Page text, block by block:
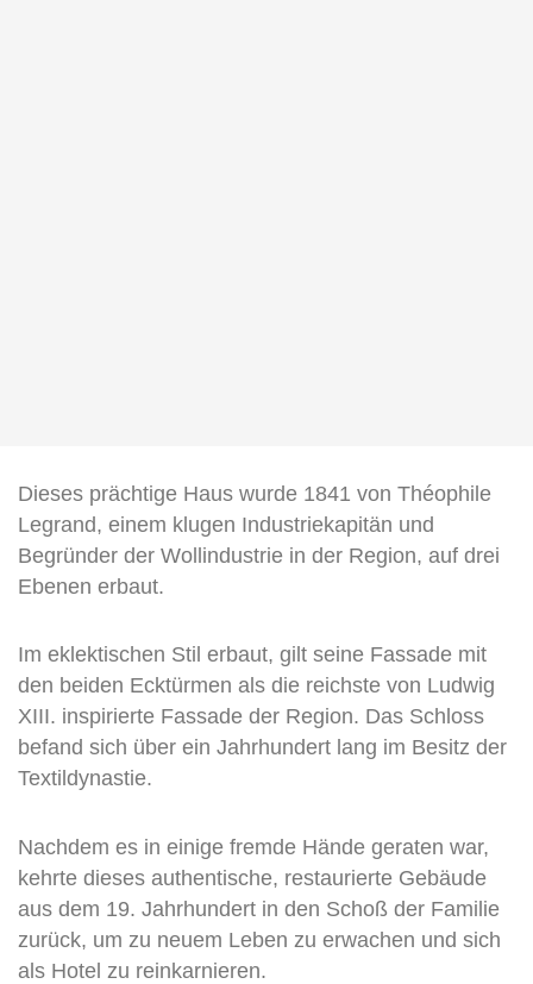
Dieses prächtige Haus wurde 1841 von Théophile
Legrand, einem klugen Industriekapitän und
Begründer der Wollindustrie in der Region, auf drei
Ebenen erbaut.
Im eklektischen Stil erbaut, gilt seine Fassade mit
den beiden Ecktürmen als die reichste von Ludwig
XIII. inspirierte Fassade der Region. Das Schloss
befand sich über ein Jahrhundert lang im Besitz der
Textildynastie.
Nachdem es in einige fremde Hände geraten war,
kehrte dieses authentische, restaurierte Gebäude
aus dem 19. Jahrhundert in den Schoß der Familie
zurück, um zu neuem Leben zu erwachen und sich
als Hotel zu reinkarnieren.